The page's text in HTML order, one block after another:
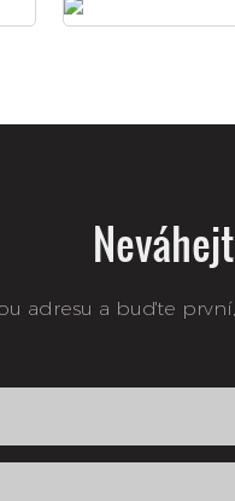
adresu a buďte